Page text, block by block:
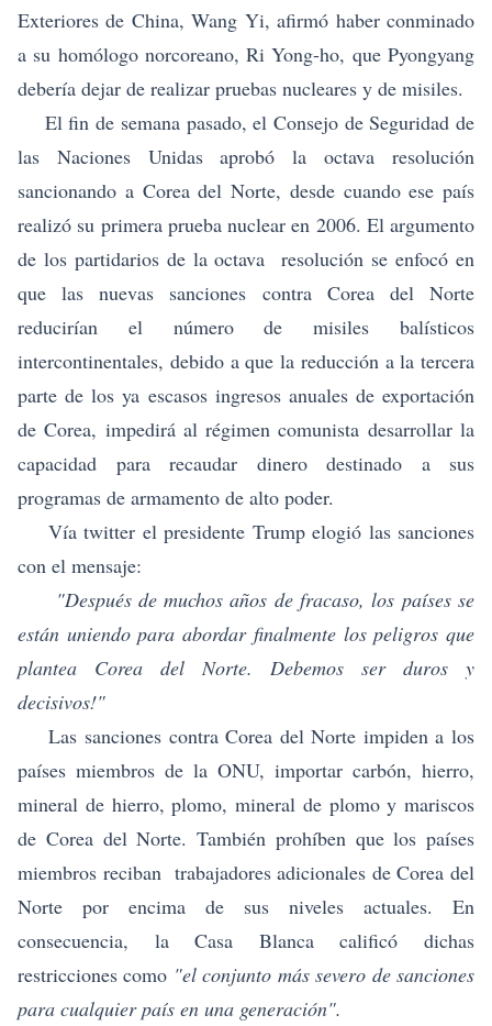
Exteriores de China, Wang Yi, afirmó haber conminado
a su homólogo norcoreano, Ri Yong-ho, que Pyongyang
debería dejar de realizar pruebas nucleares y de misiles.
El fin de semana pasado, el Consejo de Seguridad de
las Naciones Unidas aprobó la octava resolución
sancionando a Corea del Norte, desde cuando ese país
realizó su primera prueba nuclear en 2006. El argumento
de los partidarios de la octava resolución se enfocó en
que las nuevas sanciones contra Corea del Norte
reducirían el número de misiles balísticos
intercontinentales, debido a que la reducción a la tercera
parte de los ya escasos ingresos anuales de exportación
de Corea, impedirá al régimen comunista desarrollar la
capacidad para recaudar dinero destinado a sus
programas de armamento de alto poder.
Vía twitter el presidente Trump elogió las sanciones
con el mensaje:
"Después de muchos años de fracaso, los países se
están uniendo para abordar finalmente los peligros que
plantea Corea del Norte. Debemos ser duros y
decisivos!"
Las sanciones contra Corea del Norte impiden a los
países miembros de la ONU, importar carbón, hierro,
mineral de hierro, plomo, mineral de plomo y mariscos
de Corea del Norte. También prohíben que los países
miembros reciban trabajadores adicionales de Corea del
Norte por encima de sus niveles actuales. En
consecuencia, la Casa Blanca calificó dichas
restricciones como "el conjunto más severo de sanciones
para cualquier país en una generación".